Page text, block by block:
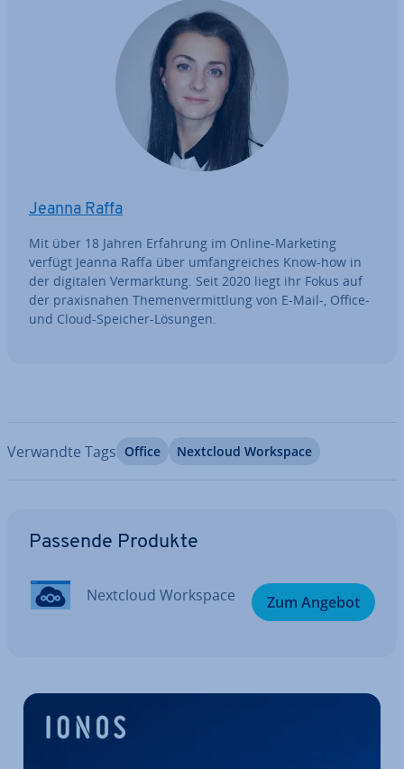
Jeanna Raffa
Mit über 18 Jahren Erfahrung im Online-Marketing
verfügt Jeanna Raffa über um­fang­rei­ches Know-how in
der digitalen Ver­mark­tung. Seit 2020 liegt ihr Fokus auf
der pra­xis­na­hen The­men­ver­mitt­lung von E-Mail-, Office-
und Cloud-Speicher-Lösungen.
Verwandte Tags Office Nextcloud Workspace
Passende Produkte
Nextcloud Workspace Zum Angebot